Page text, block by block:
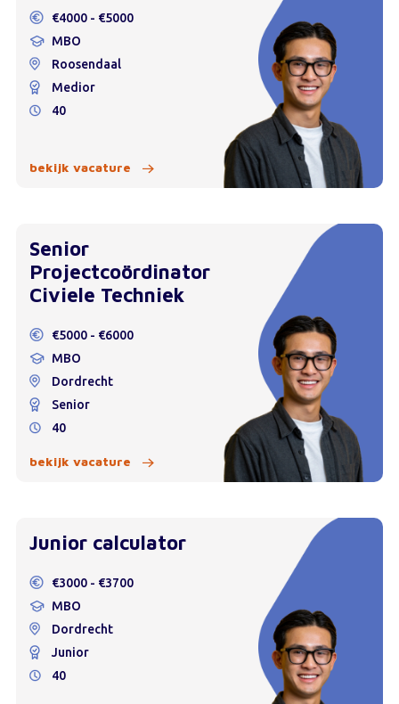
€4000 - €5000
MBO
Roosendaal
Medior
40
bekijk vacature
Senior
Projectcoördinator
Civiele Techniek
€5000 - €6000
MBO
Dordrecht
Senior
40
bekijk vacature
Junior calculator
€3000 - €3700
MBO
Dordrecht
Junior
40